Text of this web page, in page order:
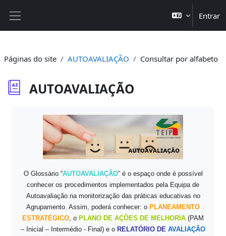
Entrar
Páginas do site AUTOAVALIAÇÃO Consultar por alfabeto
AUTOAVALIAÇÃO
O Glossário “AUTOAVALIAÇÃO” é o espaço onde é possível
conhecer os procedimentos implementados pela Equipa de
Autoavaliação na monitorização das práticas educativas no
Agrupamento. Assim, poderá conhecer: o PLANEAMENTO
ESTRATÉGICO, o PLANO DE AÇÕES DE MELHORIA (PAM
– Inicial – Intermédio - Final) e o RELATÓRIO DE AVALIAÇÃO